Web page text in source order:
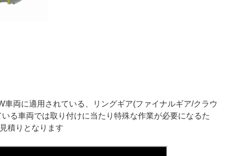
車両に適用されている、リングギア(ファイナルギア/クラウ
る車両では取り付けに当たり特殊な作業が必要になるた
積りとなります